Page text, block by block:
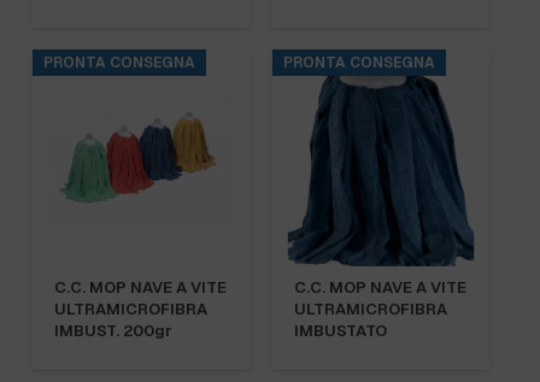
PRONTA CONSEGNA
C.C. MOP NAVE A VITE
ULTRAMICROFIBRA
IMBUST. 200gr
PRONTA CONSEGNA
C.C. MOP NAVE A VITE
ULTRAMICROFIBRA
IMBUSTATO